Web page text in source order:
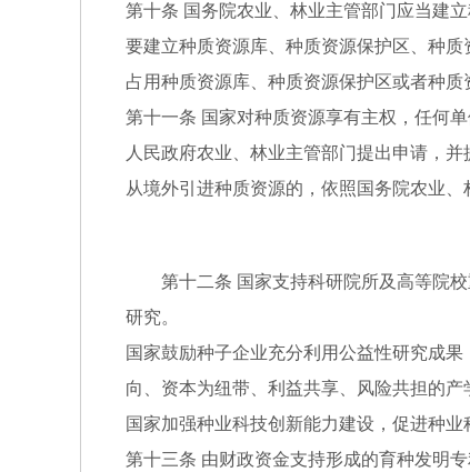
第十条 国务院农业、林业主管部门应当建
要建立种质资源库、种质资源保护区、种
占用种质资源库、种质资源保护区或者种质
第十一条 国家对种质资源享有主权，任何
人民政府农业、林业主管部门提出申请，
从境外引进种质资源的，依照国务院农业、
第十二条 国家支持科研院所及高等院校
研究。
国家鼓励种子企业充分利用公益性研究成
向、资本为纽带、利益共享、风险共担的产
国家加强种业科技创新能力建设，促进种
第十三条 由财政资金支持形成的育种发明